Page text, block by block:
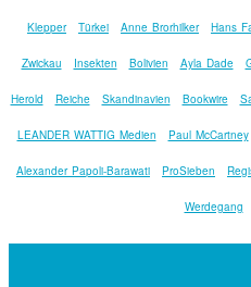
Klepper Türkei Anne Brorhilker Hans
Zwickau Insekten Bolivien Ayla Dade
Herold Reiche Skandinavien Bookwire
LEANDER WATTIG Medien Paul McCartney
Alexander Papoli-Barawati ProSieben
Werdegang